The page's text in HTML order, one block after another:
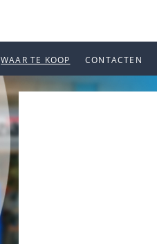
WAAR TE KOOP CONTACTEN